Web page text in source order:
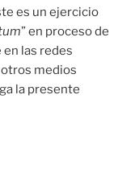
es un ejercicio
” en proceso de
las redes
medios
la presente